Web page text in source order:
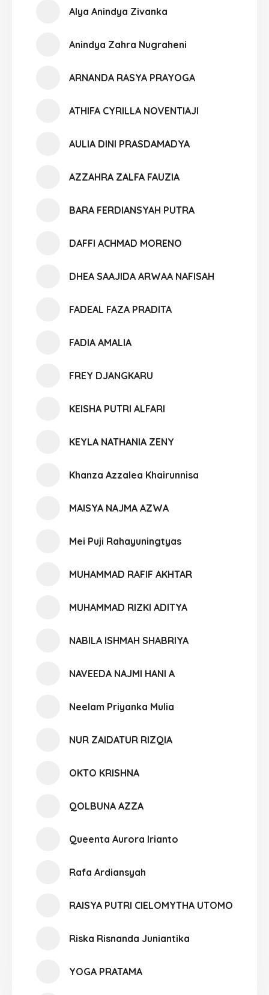
Alya Anindya Zivanka
Anindya Zahra Nugraheni
ARNANDA RASYA PRAYOGA
ATHIFA CYRILLA NOVENTIAJI
AULIA DINI PRASDAMADYA
AZZAHRA ZALFA FAUZIA
BARA FERDIANSYAH PUTRA
DAFFI ACHMAD MORENO
DHEA SAAJIDA ARWAA NAFISAH
FADEAL FAZA PRADITA
FADIA AMALIA
FREY DJANGKARU
KEISHA PUTRI ALFARI
KEYLA NATHANIA ZENY
Khanza Azzalea Khairunnisa
MAISYA NAJMA AZWA
Mei Puji Rahayuningtyas
MUHAMMAD RAFIF AKHTAR
MUHAMMAD RIZKI ADITYA
NABILA ISHMAH SHABRIYA
NAVEEDA NAJMI HANI A
Neelam Priyanka Mulia
NUR ZAIDATUR RIZQIA
OKTO KRISHNA
QOLBUNA AZZA
Queenta Aurora Irianto
Rafa Ardiansyah
RAISYA PUTRI CIELOMYTHA UTOMO
Riska Risnanda Juniantika
YOGA PRATAMA